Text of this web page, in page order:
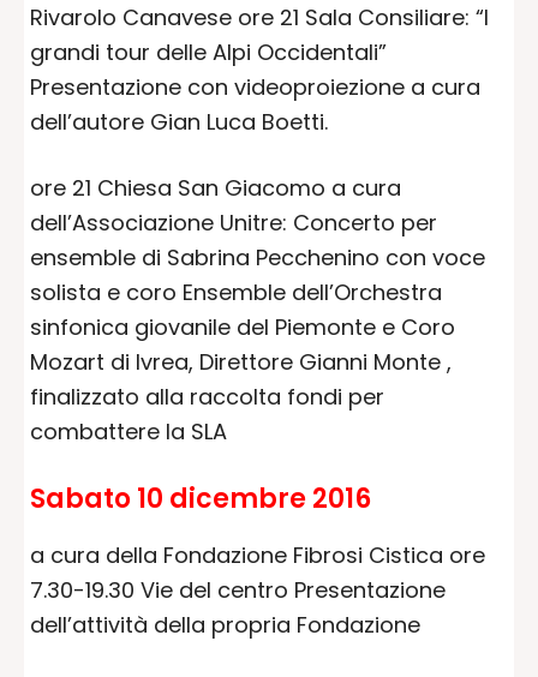
Rivarolo Canavese ore 21 Sala Consiliare: “I
grandi tour delle Alpi Occidentali”
Presentazione con videoproiezione a cura
dell’autore Gian Luca Boetti.
ore 21 Chiesa San Giacomo a cura
dell’Associazione Unitre: Concerto per
ensemble di Sabrina Pecchenino con voce
solista e coro Ensemble dell’Orchestra
sinfonica giovanile del Piemonte e Coro
Mozart di Ivrea, Direttore Gianni Monte ,
finalizzato alla raccolta fondi per
combattere la SLA
Sabato 10 dicembre 2016
a cura della Fondazione Fibrosi Cistica ore
7.30-19.30 Vie del centro Presentazione
dell’attività della propria Fondazione